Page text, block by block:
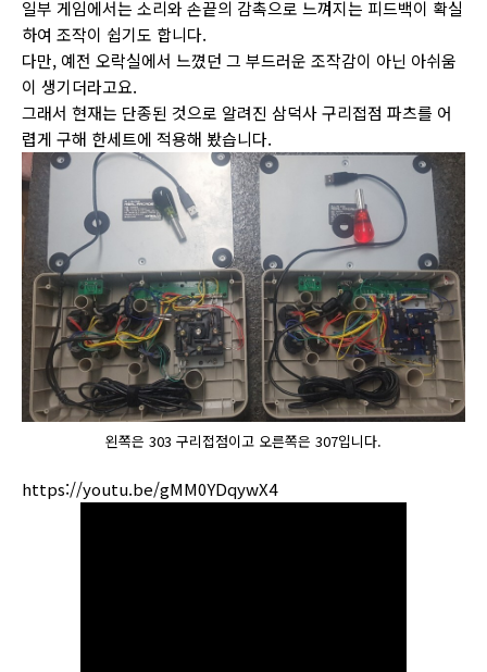
일부 게임에서는 소리와 손끝의 감촉으로 느껴지는 피드백이 확실
하여 조작이 쉽기도 합니다.
다만, 예전 오락실에서 느꼈던 그 부드러운 조작감이 아닌 아쉬움
이 생기더라고요.
그래서 현재는 단종된 것으로 알려진 삼덕사 구리접점 파츠를 어
렵게 구해 한세트에 적용해 봤습니다.
왼쪽은 303 구리접점이고 오른쪽은 307입니다.
https://youtu.be/gMM0YDqywX4